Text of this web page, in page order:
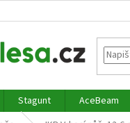
Stagunt AceBeam